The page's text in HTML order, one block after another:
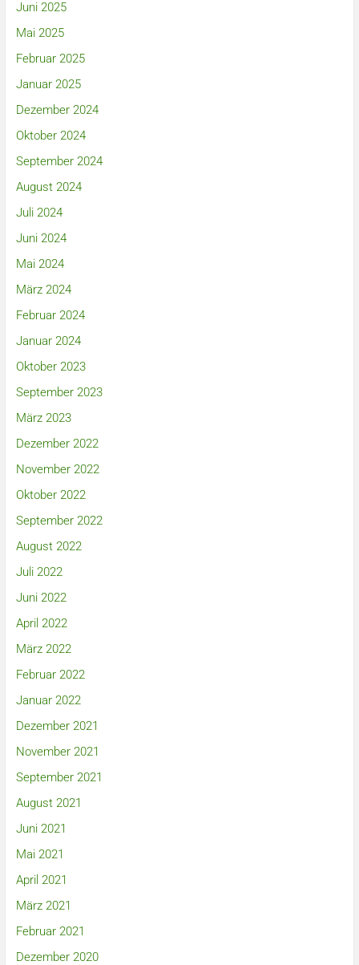
Juni 2025
Mai 2025
Februar 2025
Januar 2025
Dezember 2024
Oktober 2024
September 2024
August 2024
Juli 2024
Juni 2024
Mai 2024
März 2024
Februar 2024
Januar 2024
Oktober 2023
September 2023
März 2023
Dezember 2022
November 2022
Oktober 2022
September 2022
August 2022
Juli 2022
Juni 2022
April 2022
März 2022
Februar 2022
Januar 2022
Dezember 2021
November 2021
September 2021
August 2021
Juni 2021
Mai 2021
April 2021
März 2021
Februar 2021
Dezember 2020